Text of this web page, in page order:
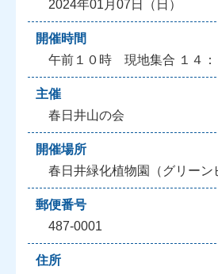
2024年01月07日（日）
開催時間
午前１０時 現地集合 １４
主催
春日井山の会
開催場所
春日井緑化植物園（グリーン
郵便番号
487-0001
住所